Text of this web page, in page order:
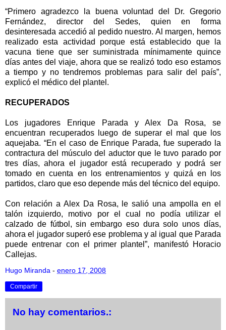
“Primero agradezco la buena voluntad del Dr. Gregorio
Fernández, director del Sedes, quien en forma
desinteresada accedió al pedido nuestro. Al margen, hemos
realizado esta actividad porque está establecido que la
vacuna tiene que ser suministrada mínimamente quince
días antes del viaje, ahora que se realizó todo eso estamos
a tiempo y no tendremos problemas para salir del país”,
explicó el médico del plantel.
RECUPERADOS
Los jugadores Enrique Parada y Alex Da Rosa, se
encuentran recuperados luego de superar el mal que los
aquejaba. “En el caso de Enrique Parada, fue superado la
contractura del músculo del aductor que le tuvo parado por
tres días, ahora el jugador está recuperado y podrá ser
tomado en cuenta en los entrenamientos y quizá en los
partidos, claro que eso depende más del técnico del equipo.
Con relación a Alex Da Rosa, le salió una ampolla en el
talón izquierdo, motivo por el cual no podía utilizar el
calzado de fútbol, sin embargo eso dura solo unos días,
ahora el jugador superó ese problema y al igual que Parada
puede entrenar con el primer plantel”, manifestó Horacio
Callejas.
Hugo Miranda - enero 17, 2008
Compartir
No hay comentarios.: